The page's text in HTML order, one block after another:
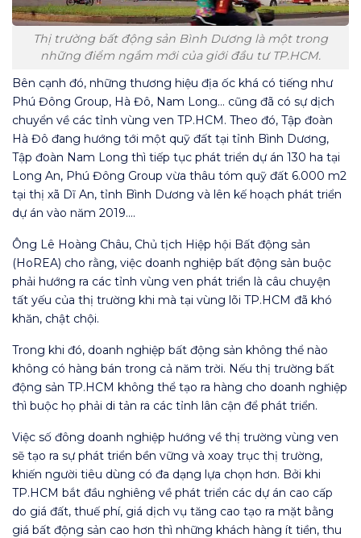
Thị trường bất động sản Bình Dương là một trong
những điểm ngắm mới của giới đầu tư TP.HCM.
Bên cạnh đó, những thương hiệu địa ốc khá có tiếng như
Phú Đông Group, Hà Đô, Nam Long… cũng đã có sự dịch
chuyển về các tỉnh vùng ven TP.HCM. Theo đó, Tập đoàn
Hà Đô đang hướng tới một quỹ đất tại tỉnh Bình Dương,
Tập đoàn Nam Long thì tiếp tục phát triển dự án 130 ha tại
Long An, Phú Đông Group vừa thâu tóm quỹ đất 6.000 m2
tại thị xã Dĩ An, tỉnh Bình Dương và lên kế hoạch phát triển
dự án vào năm 2019….
Ông Lê Hoàng Châu, Chủ tịch Hiệp hội Bất động sản
(HoREA) cho rằng, việc doanh nghiệp bất động sản buộc
phải hướng ra các tỉnh vùng ven phát triển là câu chuyện
tất yếu của thị trường khi mà tại vùng lõi TP.HCM đã khó
khăn, chật chội.
Trong khi đó, doanh nghiệp bất động sản không thể nào
không có hàng bán trong cả năm trời. Nếu thị trường bất
động sản TP.HCM không thể tạo ra hàng cho doanh nghiệp
thì buộc họ phải di tản ra các tỉnh lân cận để phát triển.
Việc số đông doanh nghiệp hướng về thị trường vùng ven
sẽ tạo ra sự phát triển bền vững và xoay trục thị trường,
khiến người tiêu dùng có đa dạng lựa chọn hơn. Bởi khi
TP.HCM bắt đầu nghiêng về phát triển các dự án cao cấp
do giá đất, thuế phí, giá dịch vụ tăng cao tạo ra mặt bằng
giá bất động sản cao hơn thì những khách hàng ít tiền, thu